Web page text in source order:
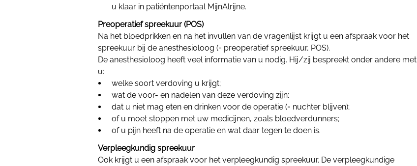
u klaar in patiëntenportaal MijnAlrijne.
Preoperatief spreekuur (POS)
Na het bloedprikken en na het invullen van de vragenlijst krijgt u een afspraak voor het
spreekuur bij de anesthesioloog (= preoperatief spreekuur, POS).
De anesthesioloog heeft veel informatie van u nodig. Hij/zij bespreekt onder andere met
u:
welke soort verdoving u krijgt;
wat de voor- en nadelen van deze verdoving zijn;
dat u niet mag eten en drinken voor de operatie (= nuchter blijven);
of u moet stoppen met uw medicijnen, zoals bloedverdunners;
of u pijn heeft na de operatie en wat daar tegen te doen is.
Verpleegkundig spreekuur
Ook krijgt u een afspraak voor het verpleegkundig spreekuur. De verpleegkundige